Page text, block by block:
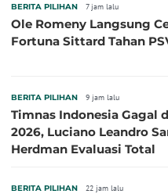
BERITA PILIHAN 7 jam lalu
Ole Romeny Langsung
Fortuna Sittard Tahan
BERITA PILIHAN 9 jam lalu
Timnas Indonesia Gagal
2026, Luciano Leandro
Herdman Evaluasi Total
BERITA PILIHAN 22 jam lalu